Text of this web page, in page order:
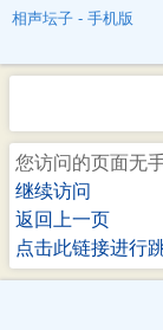
相声坛子 - 手机版
您访问的页面无
继续访问
返回上一页
点击此链接进行